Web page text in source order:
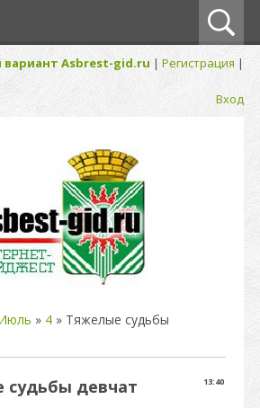
вариант Asbrest-gid.ru | Регистрация |
Вход
» 4 » Тяжелые судьбы
13:40
девчат